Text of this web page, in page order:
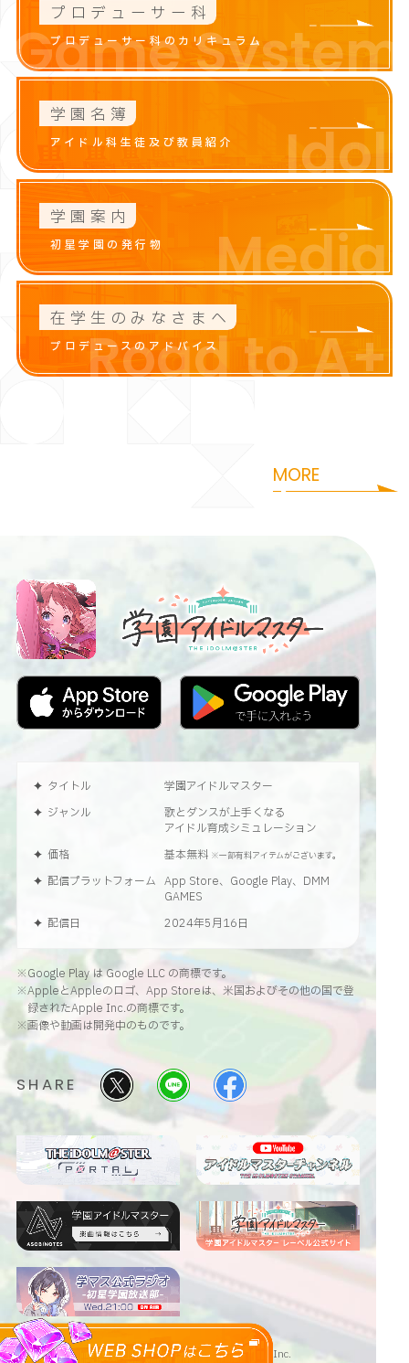
Game System
プロデューサー科
プロデューサー科のカリキュラム
Idol
学園名簿
アイドル科生徒及び教員紹介
Media
学園案内
初星学園の発行物
Road to A+
在学生のみなさまへ
プロデュースのアドバイス
MORE
タイトル
学園アイドルマスター
ジャンル
歌とダンスが上手くなる
アイドル育成シミュレーション
価格
基本無料 ※一部有料アイテムがございます。
配信プラットフォーム App Store、Google Play、DMM
GAMES
配信日
2024年5月16日
※Google Play は Google LLC の商標です。
※AppleとAppleのロゴ、App Storeは、米国およびその他の国で登
録されたApple Inc.の商標です。
※画像や動画は開発中のものです。
SHARE
THE IDOLM@STER™& ©Bandai Namco Entertainment Inc.